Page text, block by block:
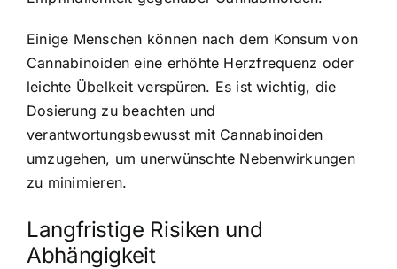
Einige Menschen können nach dem Konsum von
Cannabinoiden eine erhöhte Herzfrequenz oder
leichte Übelkeit verspüren. Es ist wichtig, die
Dosierung zu beachten und
verantwortungsbewusst mit Cannabinoiden
umzugehen, um unerwünschte Nebenwirkungen
zu minimieren.
Langfristige Risiken und
Abhängigkeit